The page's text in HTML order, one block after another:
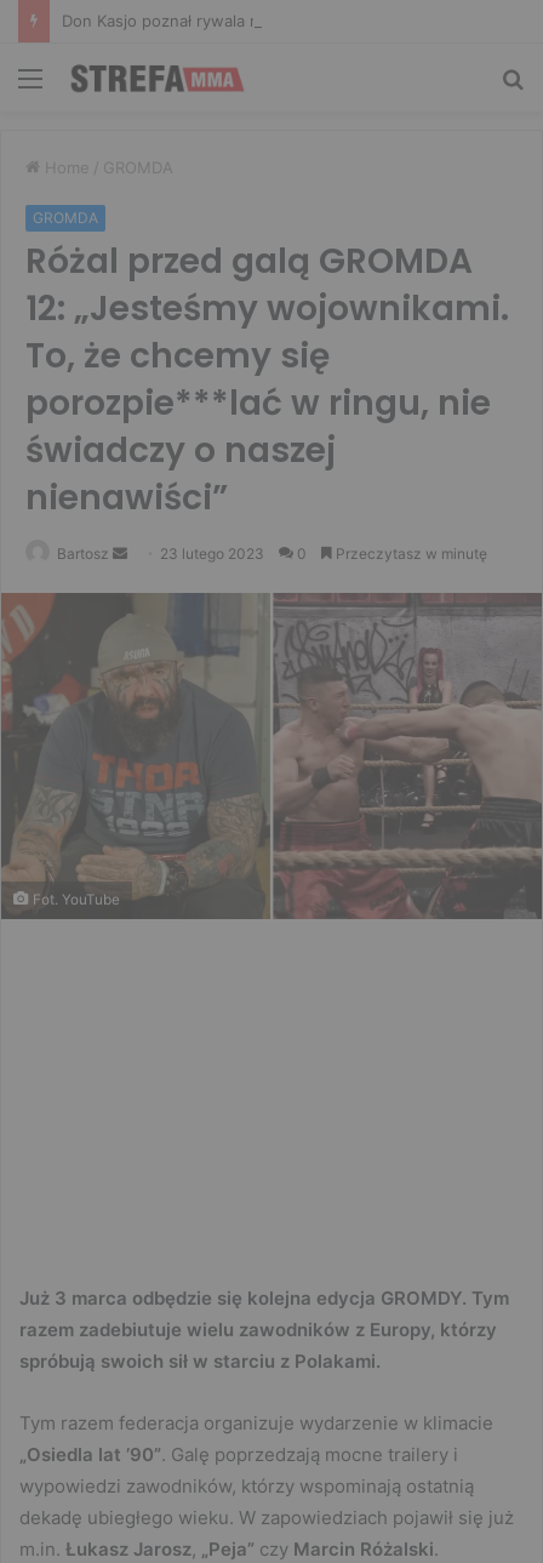
Menu
Home / GROMDA
GROMDA
Różal przed galą GROMDA
12: „Jesteśmy wojownikami.
To, że chcemy się
porozpie***lać w ringu, nie
świadczy o naszej
nienawiści”
Bartosz
Send
email
23 lutego 2023 0 Przeczytasz w minutę
Fot. YouTube
Już 3 marca odbędzie się kolejna edycja GROMDY. Tym
razem zadebiutuje wielu zawodników z Europy, którzy
spróbują swoich sił w starciu z Polakami.
Tym razem federacja organizuje wydarzenie w klimacie
„Osiedla lat ’90”. Galę poprzedzają mocne trailery i
wypowiedzi zawodników, którzy wspominają ostatnią
dekadę ubiegłego wieku. W zapowiedziach pojawił się już
m.in. Łukasz Jarosz, „Peja” czy Marcin Różalski.